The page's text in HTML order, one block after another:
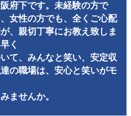
府下です。未経験の方で
女性の方でも、全くご心配
、親切丁寧にお教え致しま
く
て、みんなと笑い、安定収
の職場は、安心と笑いがモ
ませんか。